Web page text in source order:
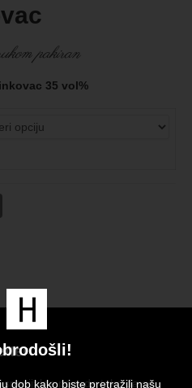
pakiran
35 vol%
ponude tako da se
dob kako biste pretražili našu